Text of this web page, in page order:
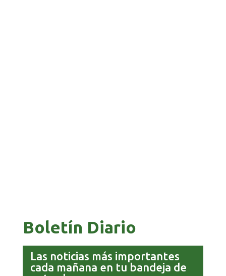
Boletín Diario
Las noticias más importantes
cada mañana en tu bandeja de